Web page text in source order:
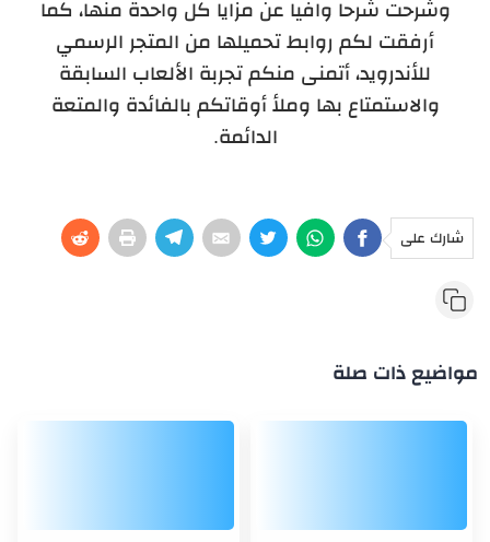
وشرحت شرحا وافيا عن مزايا كل واحدة منها، كما
أرفقت لكم روابط تحميلها من المتجر الرسمي
للأندرويد، أتمنى منكم تجربة الألعاب السابقة
والاستمتاع بها وملأ أوقاتكم بالفائدة والمتعة
الدائمة.
شارك على
مواضيع ذات صلة